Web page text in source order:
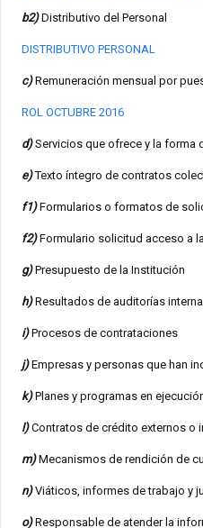
b2)Distributivo del Personal
DISTRIBUTIVO PERSONAL
c)Remuneración mensual por
ROL OCTUBRE 2016
d)Servicios que ofrece y la forma
e)Texto íntegro de contratos
f1)Formularios o formatos de
f2)Formulario solicitud acceso a
g) Presupuesto de la Institución
h)Resultados de auditorías
i) Procesos de contrataciones
j) Empresas y personas que han
k) Planes y programas en
l) Contratos de crédito externos o
m)Mecanismos de rendición de
n)Viáticos, informes de trabajo y
o)Responsable de atender la